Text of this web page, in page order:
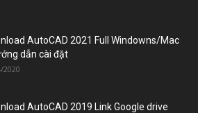
AutoCAD 2021 Full Windowns/Mac
dẫn cài đặt
2020
AutoCAD 2019 Link Google drive